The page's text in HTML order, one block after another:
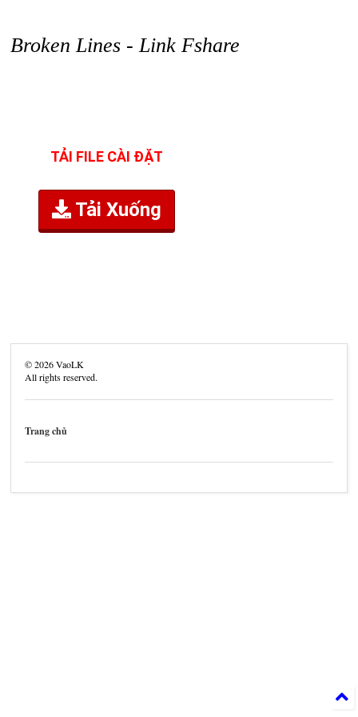
Broken Lines - Link Fshare
TẢI FILE CÀI ĐẶT
Tải Xuống
©2026VaoLK
All rights reserved.
Trang chủ